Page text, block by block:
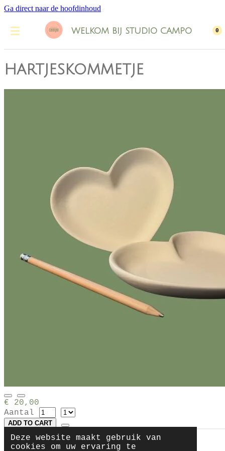
Deze website maakt gebruik van
cookies om uw ervaring te
Ga direct naar de hoofdinhoud
WELKOM BIJ STUDIO CAMPO 0
hartjeskommetje
€ 20,00
Aantal
ADD TO CART